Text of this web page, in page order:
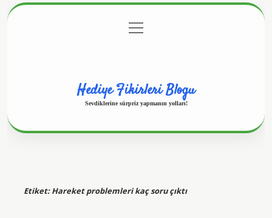
Gizlilik Politikası
menüyü
aç
Hediye Fikirleri Blogu
Sevdiklerine sürpriz yapmanın yolları!
Etiket:Hareket problemleri kaç soru çıktı